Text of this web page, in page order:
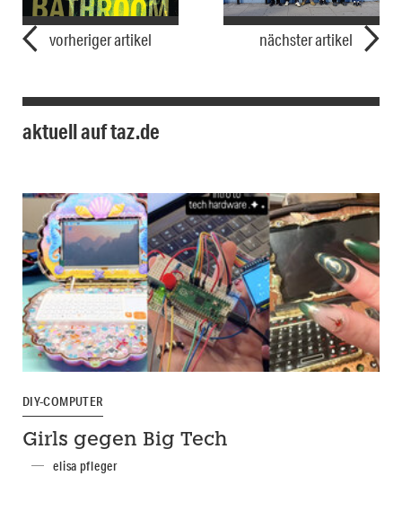
vorheriger artikel nächster artikel
aktuell auf taz.de
DIY-COMPUTER
Girls gegen Big Tech
elisa pfleger